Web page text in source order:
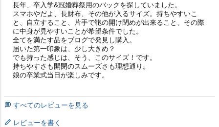
長年、卒入学&冠婚葬祭用のバックを探していました。
スマホやだよ、長財布、その他が入るサイズ。持ちやすいこ
と、自立すること、片手で鞄の開け閉めが出来ること、その際
に中身が見やすいことが希望条件でした。
全てを満たす品をブログで発見し購入。
届いた第一印象は、少し大きめ？
でも持った感じは、そう、このサイズ！です。
持ちやすさも開閉のスムーズさも理想通り。
娘の卒業式当日が楽しみです。
すべてのレビューを見る
レビューを書く